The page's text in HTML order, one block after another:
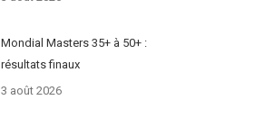
Mondial Masters 35+ à 50+ :
résultats finaux
3 août 2026